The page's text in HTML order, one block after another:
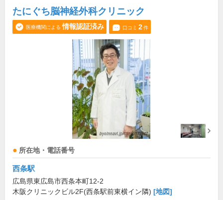
たにぐち脳神経外科クリニック
医療機関による 情報認証済み 口コミ 2件
所在地・電話番号
西条駅
広島県東広島市西条本町12-2
木阪クリニックビル2F(西条駅前東横イン隣) [地図]